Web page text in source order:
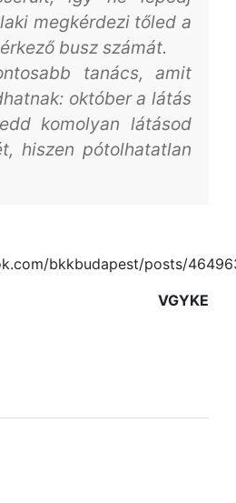
megkérdezi tőled a
busz számát.
tanács, amit
október a látás
komolyan látásod
hiszen pótolhatatlan
bkkbudapest/posts/
VGYKE